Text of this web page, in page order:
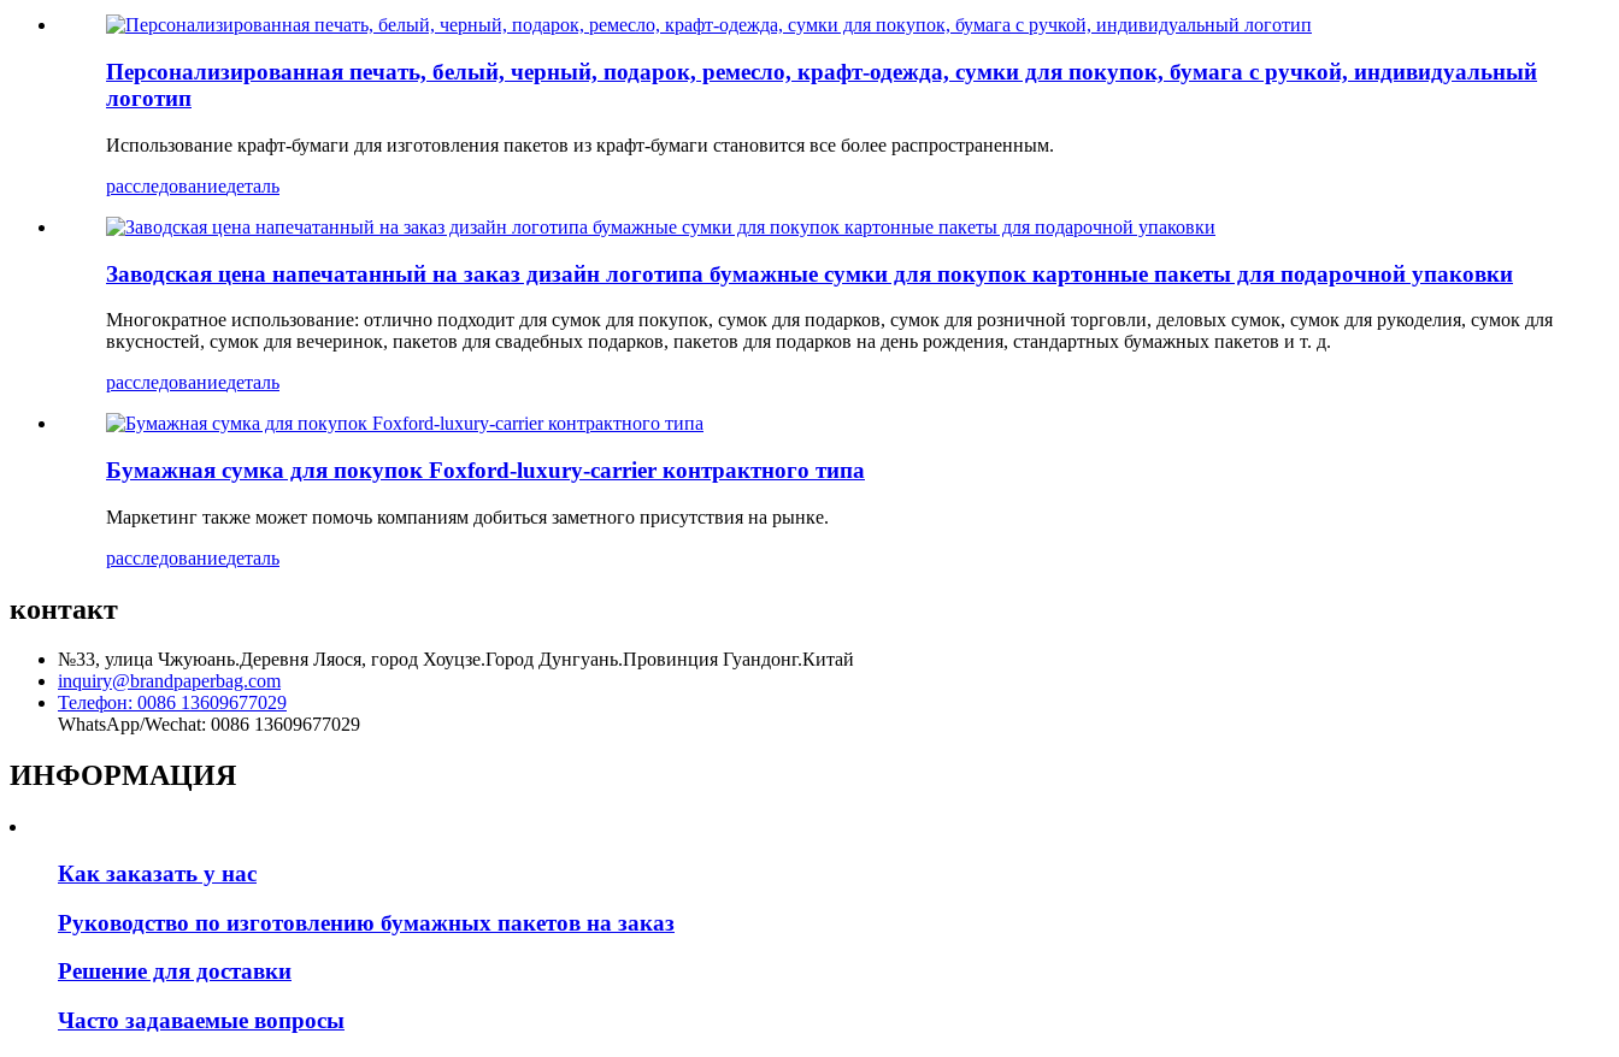
Персонализированная печать, белый, черный, подарок, ремесло, крафт-одежда, сумки для покупок, бумага с ручкой, индивидуальный
логотип
Использование крафт-бумаги для изготовления пакетов из крафт-бумаги становится все более распространенным.
расследованиедеталь
Заводская цена напечатанный на заказ дизайн логотипа бумажные сумки для покупок картонные пакеты для подарочной упаковки
Многократное использование: отлично подходит для сумок для покупок, сумок для подарков, сумок для розничной торговли, деловых сумок, сумок для рукоделия, сумок для
вкусностей, сумок для вечеринок, пакетов для свадебных подарков, пакетов для подарков на день рождения, стандартных бумажных пакетов и т. д.
расследованиедеталь
Бумажная сумка для покупок Foxford-luxury-carrier контрактного типа
Маркетинг также может помочь компаниям добиться заметного присутствия на рынке.
расследованиедеталь
контакт
№33, улица Чжуюань.Деревня Ляося, город Хоуцзе.Город Дунгуань.Провинция Гуандонг.Китай
inquiry@brandpaperbag.com
Телефон: 0086 13609677029
WhatsApp/Wechat: 0086 13609677029
ИНФОРМАЦИЯ
Как заказать у нас
Руководство по изготовлению бумажных пакетов на заказ
Решение для доставки
Часто задаваемые вопросы